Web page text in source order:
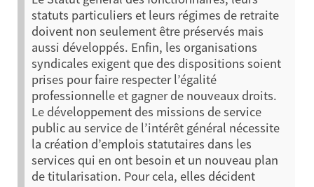
statuts particuliers et leurs régimes de retraite
doivent non seulement être préservés mais
aussi développés. Enfin, les organisations
syndicales exigent que des dispositions soient
prises pour faire respecter l’égalité
professionnelle et gagner de nouveaux droits.
Le développement des missions de service
public au service de l’intérêt général nécessite
la création d’emplois statutaires dans les
services qui en ont besoin et un nouveau plan
de titularisation. Pour cela, elles décident